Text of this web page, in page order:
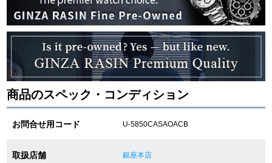
GINZA RASINのプレミアムクオリティについて
送料・お支払方法
ショッピングローンの流れ
よくある質問
お問い合わせ
商品のスペック・コンディション
お問合せ用コード U-5850CASAOACB
取扱店舗 銀座本店